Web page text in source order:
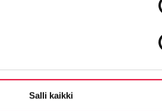
Salli kaikki
Kuopio